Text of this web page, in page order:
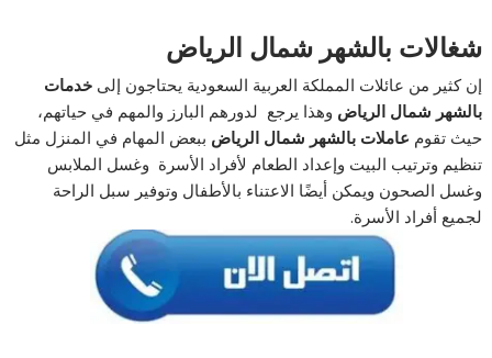
شغالات بالشهر شمال الرياض
إن كثير من عائلات المملكة العربية السعودية يحتاجون إلىخدمات
بالشهر شمال الرياض وهذا يرجع لدورهم البارز والمهم في حياتهم،
حيث تقوم عاملات بالشهر شمال الرياض ببعض المهام في المنزل مثل
تنظيم وترتيب البيت وإعداد الطعام لأفراد الأسرة وغسل الملابس
وغسل الصحون ويمكن أيضًا الاعتناء بالأطفال وتوفير سبل الراحة
لجميع أفراد الأسرة.